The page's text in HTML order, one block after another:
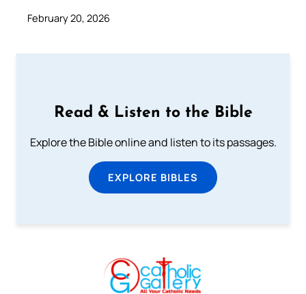
February 20, 2026
Read & Listen to the Bible
Explore the Bible online and listen to its passages.
EXPLORE BIBLES